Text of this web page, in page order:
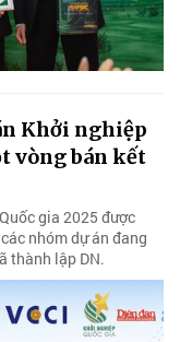
Khởi nghiệp
vòng bán kết
gia 2025 được
nhóm dự án đang
thành lập DN.